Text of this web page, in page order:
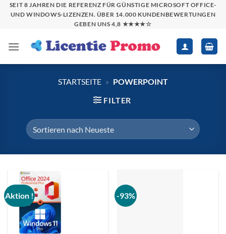
Zum
Inhalt
SEIT 8 JAHREN DIE REFERENZ FÜR GÜNSTIGE MICROSOFT OFFICE-
UND WINDOWS-LIZENZEN. ÜBER 14.000 KUNDENBEWERTUNGEN
GEBEN UNS 4,8 ★★★★☆
STARTSEITE » POWERPOINT
FILTER
Aktion ! -93%